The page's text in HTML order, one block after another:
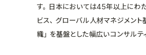
す。日本においては45年以上にわ
ビス、グローバル人材マネジメン
織」を基盤とした幅広いコンサルテ